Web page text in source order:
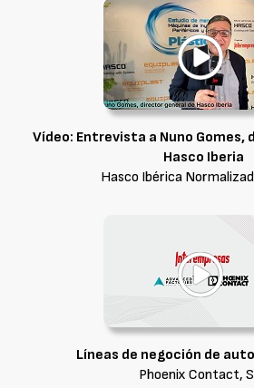
Vídeo: Entrevista a Nuno Gomes,
Hasco Iberia
Hasco Ibérica
Líneas de negoción de
Phoenix Contact,